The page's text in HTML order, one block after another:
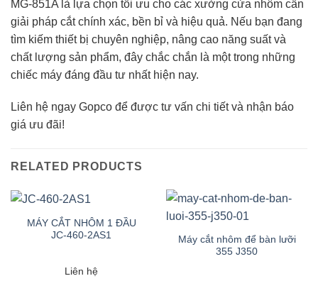
MG-851A là lựa chọn tối ưu cho các xưởng cửa nhôm cần
giải pháp cắt chính xác, bền bỉ và hiệu quả. Nếu bạn đang
tìm kiếm thiết bị chuyên nghiệp, nâng cao năng suất và
chất lượng sản phẩm, đây chắc chắn là một trong những
chiếc máy đáng đầu tư nhất hiện nay.
Liên hệ ngay Gopco để được tư vấn chi tiết và nhận báo
giá ưu đãi!
RELATED PRODUCTS
MÁY CẮT NHÔM 1 ĐẦU
JC-460-2AS1
Liên hệ
Máy cắt nhôm để bàn lưỡi
355 J350